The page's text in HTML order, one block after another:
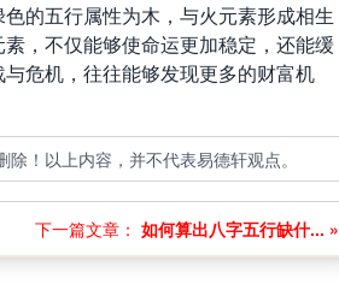
的五行属性为木，与火元素形成相生
，不仅能够使命运更加稳定，还能缓
危机，往往能够发现更多的财富机
！以上内容，并不代表易德轩观点。
下一篇文章： 如何算出八字五行缺什... »